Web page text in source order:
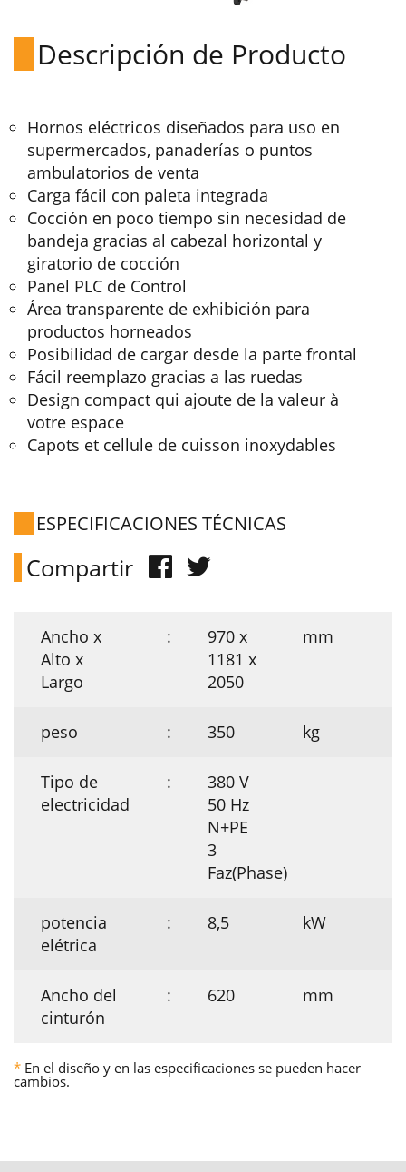
Descripción de Producto
Hornos eléctricos diseñados para uso en
supermercados, panaderías o puntos
ambulatorios de venta
Carga fácil con paleta integrada
Cocción en poco tiempo sin necesidad de
bandeja gracias al cabezal horizontal y
giratorio de cocción
Panel PLC de Control
Área transparente de exhibición para
productos horneados
Posibilidad de cargar desde la parte frontal
Fácil reemplazo gracias a las ruedas
Design compact qui ajoute de la valeur à
votre espace
Capots et cellule de cuisson inoxydables
ESPECIFICACIONES TÉCNICAS
Compartir
Ancho x
Alto x
Largo
:
970 x
1181 x
2050
mm
peso : 350 kg
Tipo de
electricidad
:
380 V
50 Hz
N+PE
3
Faz(Phase)
potencia
elétrica
: 8,5 kW
Ancho del
cinturón
: 620 mm
* En el diseño y en las especificaciones se pueden hacer
cambios.